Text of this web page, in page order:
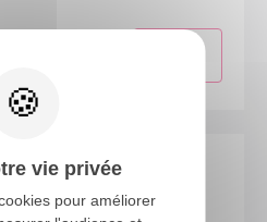
vie privée
pour améliorer